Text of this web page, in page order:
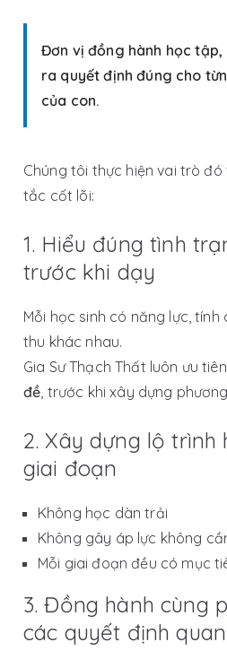
Đơn vị đồng hành học tập,
ra quyết định đúng cho
của con.
Chúng tôi thực hiện vai trò
tắc cốt lõi:
1. Hiểu đúng tình
trước khi dạy
Mỗi học sinh có năng lực,
thu khác nhau.
Gia Sư Thạch Thất luôn ưu tiên
đề, trước khi xây dựng
2. Xây dựng lộ trình
giai đoạn
Không học dàn trải
Không gây áp lực không
Mỗi giai đoạn đều có mục
3. Đồng hành cùng
các quyết định